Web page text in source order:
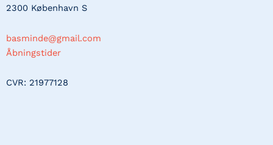
2300 København S
basminde@gmail.com
Åbningstider
CVR: 21977128